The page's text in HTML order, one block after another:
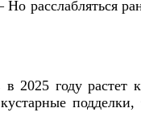
расслабляться
2025 году растет
подделки,